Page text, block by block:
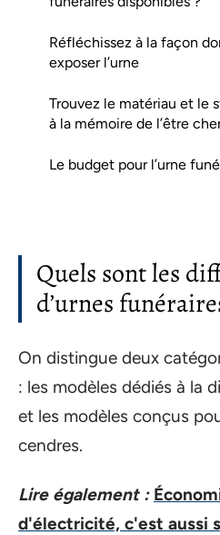
Réfléchissez à la façon
exposer l’urne
Trouvez le matériau et le
à la mémoire de l’être
Le budget pour l’urne
Quels sont les
d’urnes
On distingue deux
: les modèles dédiés à la
et les modèles conçus
cendres.
Lire également :
d'électricité, c'est aussi